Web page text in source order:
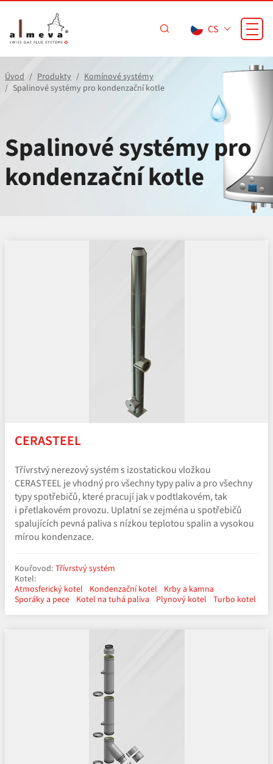
CS
Úvod Produkty
Komínové systémy
Spalinové systémy pro kondenzační kotle
Spalinové systémy pro
kondenzační kotle
CERASTEEL
Třívrstvý nerezový systém s izostatickou vložkou
CERASTEEL je vhodný pro všechny typy paliv a pro všechny
typy spotřebičů, které pracují jak v podtlakovém, tak
i přetlakovém provozu. Uplatní se zejména u spotřebičů
spalujících pevná paliva s nízkou teplotou spalin a vysokou
mírou kondenzace.
Kouřovod: Třívrstvý systém
Kotel:
Atmosferický kotel
Kondenzační kotel
Krby a kamna
Sporáky a pece Kotel na tuhá paliva Plynový kotel Turbo kotel